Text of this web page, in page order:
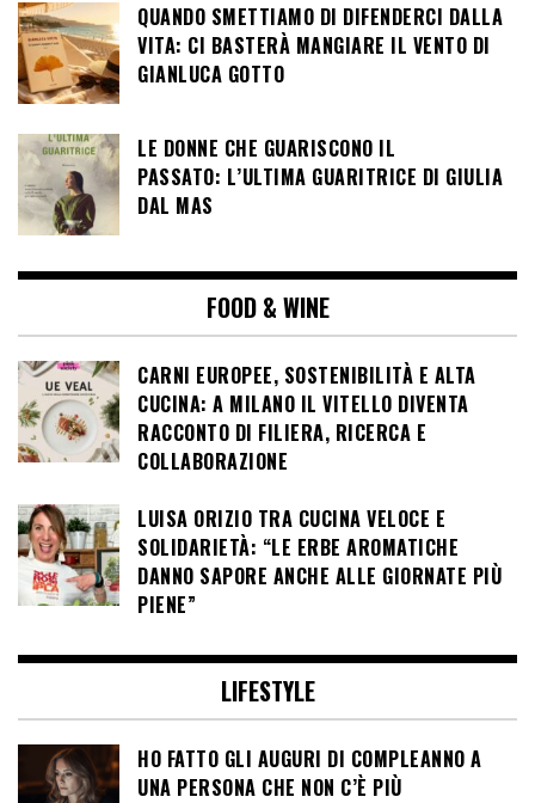
QUANDO SMETTIAMO DI DIFENDERCI DALLA
VITA: CI BASTERÀ MANGIARE IL VENTO DI
GIANLUCA GOTTO
LE DONNE CHE GUARISCONO IL
PASSATO: L’ULTIMA GUARITRICE DI GIULIA
DAL MAS
FOOD & WINE
CARNI EUROPEE, SOSTENIBILITÀ E ALTA
CUCINA: A MILANO IL VITELLO DIVENTA
RACCONTO DI FILIERA, RICERCA E
COLLABORAZIONE
LUISA ORIZIO TRA CUCINA VELOCE E
SOLIDARIETÀ: “LE ERBE AROMATICHE
DANNO SAPORE ANCHE ALLE GIORNATE PIÙ
PIENE”
LIFESTYLE
HO FATTO GLI AUGURI DI COMPLEANNO A
UNA PERSONA CHE NON C’È PIÙ